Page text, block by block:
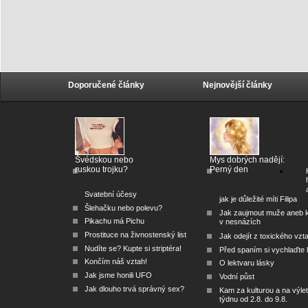
Doporučené články
Švédskou nebo
ruskou trojku?
Svatební účesy
Šlehačku nebo polevu?
Pikachu má Pichu
Prostituce na živnostenský list
Nudíte se? Kupte si striptéra!
Končím náš vztah!
Jak jsme honili UFO
Jak dlouho trvá správný sex?
Nejnovější články
Mys dobrých nadějí:
Perný den
jak je důležité míti Filipa
Jak zaujmout muže aneb
v nesnázích
Jak odejít z toxického
Před spaním si vychlaďte
O lektvaru lásky
Vodní půst
Kam za kulturou a na
týdnu od 2.8. do 9.8.